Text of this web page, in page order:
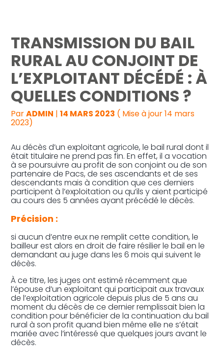
Gestion au quotidien
Pilotage d’entreprise
Audit
TRANSMISSION DU BAIL
RURAL AU CONJOINT DE
L’EXPLOITANT DÉCÉDÉ : À
QUELLES CONDITIONS ?
ParADMIN |14 MARS 2023 ( Mise à jour 14 mars
2023)
Au décès d’un exploitant agricole, le bail rural dont il
était titulaire ne prend pas fin. En effet, il a vocation
à se poursuivre au profit de son conjoint ou de son
partenaire de Pacs, de ses ascendants et de ses
descendants mais à condition que ces derniers
participent à l’exploitation ou qu’ils y aient participé
au cours des 5 années ayant précédé le décès.
Précision :
si aucun d’entre eux ne remplit cette condition, le
bailleur est alors en droit de faire résilier le bail en le
demandant au juge dans les 6 mois qui suivent le
décès.
À ce titre, les juges ont estimé récemment que
l’épouse d’un exploitant qui participait aux travaux
de l’exploitation agricole depuis plus de 5 ans au
moment du décès de ce dernier remplissait bien la
condition pour bénéficier de la continuation du bail
rural à son profit quand bien même elle ne s’était
mariée avec l’intéressé que quelques jours avant le
décès.